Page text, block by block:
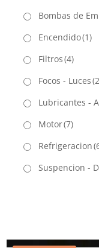
Bombas de
Encendido(1)
Filtros(4)
Focos - Luces
Lubricantes -
Motor(7)
Refrigeracion
Suspencion -